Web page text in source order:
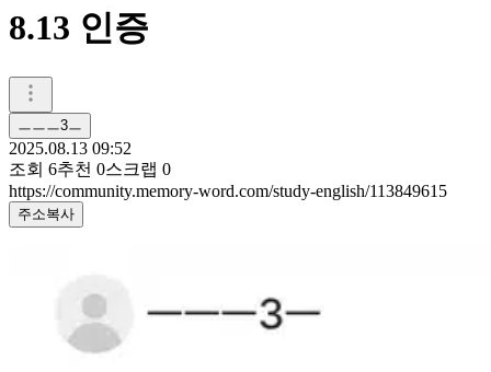
8.13 인증
ㅡㅡㅡ3ㅡ
2025.08.13 09:52
조회 6추천 0스크랩 0
https://community.memory-word.com/study-english/113849615
주소복사